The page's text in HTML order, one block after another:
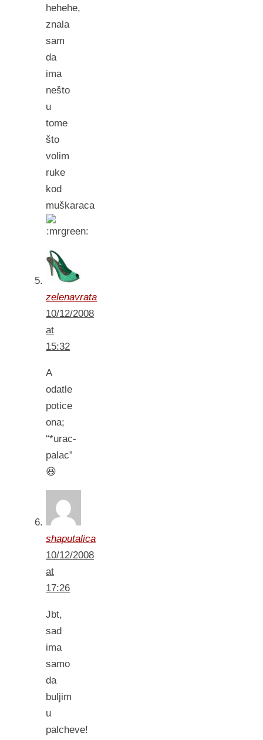
hehehe,
znala
sam
da
ima
nešto
u
tome
što
volim
ruke
kod
muškaraca
zelenavrata
10/12/2008
at
15:32
A
odatle
potice
ona;
“*urac-
palac”
😆
shaputalica
10/12/2008
at
17:26
Jbt,
sad
ima
samo
da
buljim
u
palcheve!